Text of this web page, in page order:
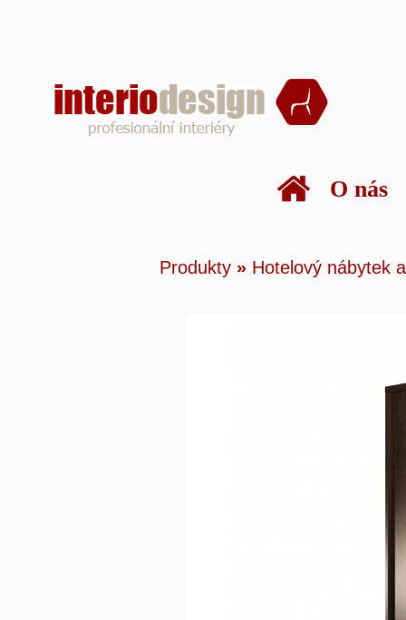
O nás
Produkty » Hotelový nábytek
Produkty » Hotelový
Šatní skříň 4